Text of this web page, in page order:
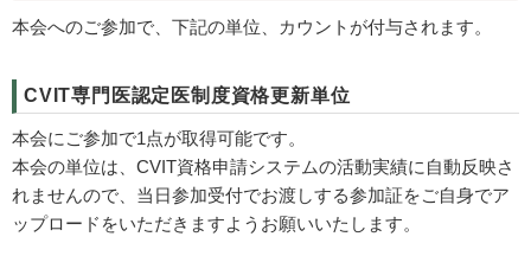
本会へのご参加で、下記の単位、カウントが付与されます。
CVIT専門医認定医制度資格更新単位
本会にご参加で1点が取得可能です。
本会の単位は、CVIT資格申請システムの活動実績に自動反映さ
れませんので、当日参加受付でお渡しする参加証をご自身でア
ップロードをいただきますようお願いいたします。